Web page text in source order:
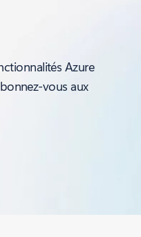
Azure
vous aux